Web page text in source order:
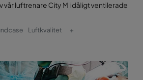
luftrenare City M i dåligt ventilerade
Luftkvalitet +